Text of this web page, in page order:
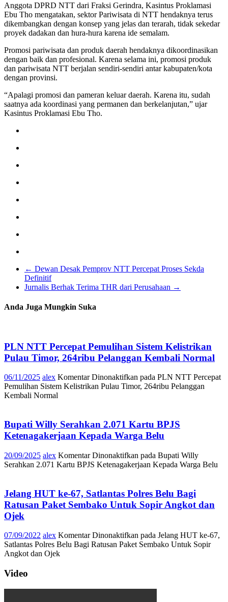
Anggota DPRD NTT dari Fraksi Gerindra, Kasintus Proklamasi
Ebu Tho mengatakan, sektor Pariwisata di NTT hendaknya terus
dikembangkan dengan konsep yang jelas dan terarah, tidak sekedar
proyek dadakan dan hura-hura karena ide semalam.
Promosi pariwisata dan produk daerah hendaknya dikoordinasikan
dengan baik dan profesional. Karena selama ini, promosi produk
dan pariwisata NTT berjalan sendiri-sendiri antar kabupaten/kota
dengan provinsi.
“Apalagi promosi dan pameran keluar daerah. Karena itu, sudah
saatnya ada koordinasi yang permanen dan berkelanjutan,” ujar
Kasintus Proklamasi Ebu Tho.
← Dewan Desak Pemprov NTT Percepat Proses Sekda
Definitif
Jurnalis Berhak Terima THR dari Perusahaan →
Anda Juga Mungkin Suka
PLN NTT Percepat Pemulihan Sistem Kelistrikan
Pulau Timor, 264ribu Pelanggan Kembali Normal
06/11/2025 alex Komentar Dinonaktifkan pada PLN NTT Percepat
Pemulihan Sistem Kelistrikan Pulau Timor, 264ribu Pelanggan
Kembali Normal
Bupati Willy Serahkan 2.071 Kartu BPJS
Ketenagakerjaan Kepada Warga Belu
20/09/2025 alex Komentar Dinonaktifkan pada Bupati Willy
Serahkan 2.071 Kartu BPJS Ketenagakerjaan Kepada Warga Belu
Jelang HUT ke-67, Satlantas Polres Belu Bagi
Ratusan Paket Sembako Untuk Sopir Angkot dan
Ojek
07/09/2022 alex Komentar Dinonaktifkan pada Jelang HUT ke-67,
Satlantas Polres Belu Bagi Ratusan Paket Sembako Untuk Sopir
Angkot dan Ojek
Video